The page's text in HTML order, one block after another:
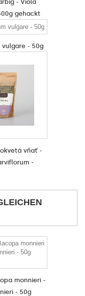
- Viola
gehackt
- 50g
vňať -
-
monnieri -
- 50g